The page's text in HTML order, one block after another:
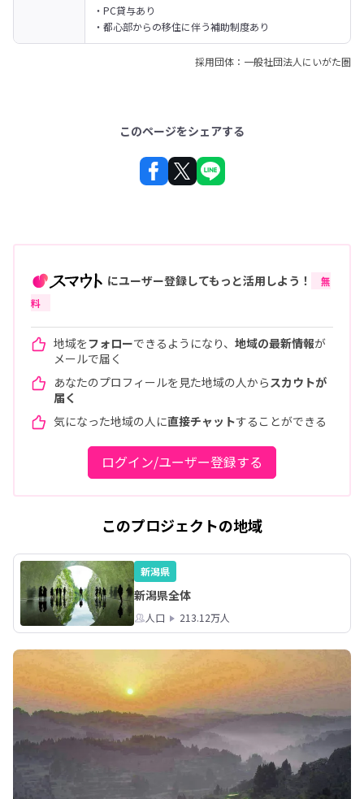
・PC貸与あり
・都心部からの移住に伴う補助制度あり
採用団体：一般社団法人にいがた圏
このページをシェアする
にユーザー登録してもっと活用しよう！
無
料
地域をフォローできるようになり、 地域の最新情報が
メールで届く
あなたのプロフィールを見た地域の人から スカウトが
届く
気になった地域の人に直接チャットすることができる
ログイン/ユーザー登録する
このプロジェクトの地域
新潟県
新潟県全体
人口 213.12万人